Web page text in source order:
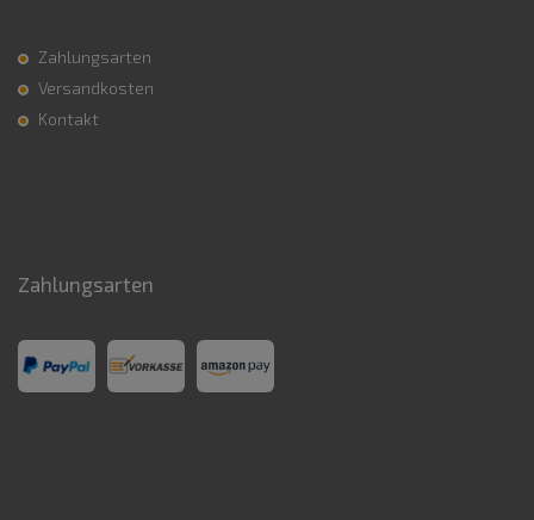
Zahlungsarten
Versandkosten
Kontakt
Zahlungsarten